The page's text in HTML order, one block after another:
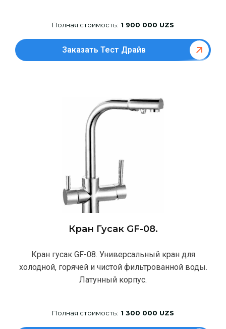
Полная стоимость: 1 900 000 UZS
Заказать Тест Драйв
Кран Гусак GF-08.
Кран гусак GF-08. Универсальный кран для
холодной, горячей и чистой фильтрованной воды.
Латунный корпус.
Полная стоимость: 1 300 000 UZS